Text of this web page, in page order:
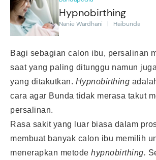
Hypnobirthing
Nanie Wardhani | Haibunda
Bagi sebagian calon ibu, persalinan
saat yang paling ditunggu namun
yang ditakutkan. Hypnobirthing
cara agar Bunda tidak merasa takut
persalinan.
Rasa sakit yang luar biasa dalam
membuat banyak calon ibu memilih
menerapkan metode hypnobirthing.